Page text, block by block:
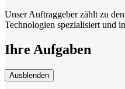
Unser Auftraggeber zählt zu
Technologien spezialisiert und
Ihre Aufgaben
Ausblenden